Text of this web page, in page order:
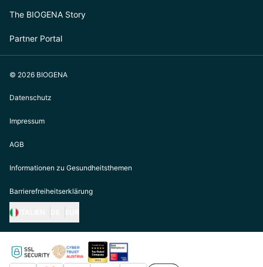
The BIOGENA Story
Partner Portal
© 2026 BIOGENA
Datenschutz
Impressum
AGB
Informationen zu Gesundheitsthemen
Barrierefreiheitserklärung
https://biogena.com/de-at
https://biogena.com/de-de
https://biogena.com/de-ch